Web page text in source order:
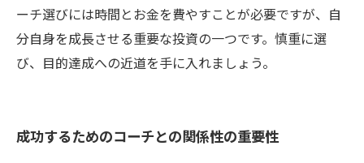
ーチ選びには時間とお金を費やすことが必要ですが、自
分自身を成長させる重要な投資の一つです。慎重に選
び、目的達成への近道を手に入れましょう。
成功するためのコーチとの関係性の重要性